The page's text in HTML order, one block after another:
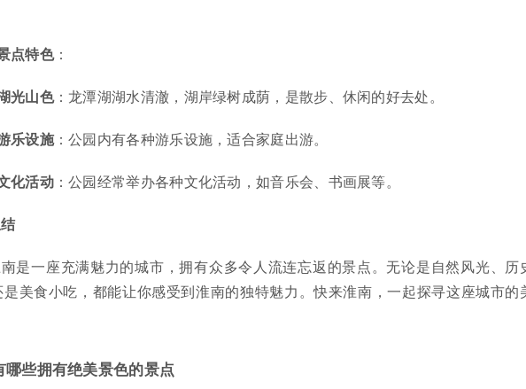
点特色：
光山色：龙潭湖湖水清澈，湖岸绿树成荫，是散步、休闲的好去处。
乐设施：公园内有各种游乐设施，适合家庭出游。
化活动：公园经常举办各种文化活动，如音乐会、书画展等。
是一座充满魅力的城市，拥有众多令人流连忘返的景点。无论是自然风光、历
是美食小吃，都能让你感受到淮南的独特魅力。快来淮南，一起探寻这座城市的
哪些拥有绝美景色的景点